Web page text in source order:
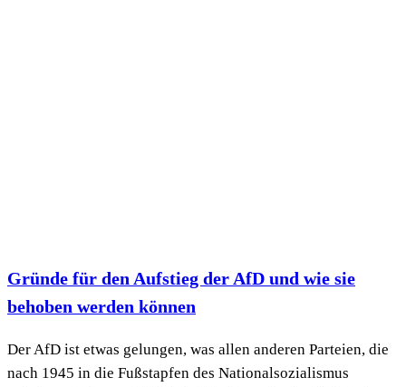
Gründe für den Aufstieg der AfD und wie sie
behoben werden können
Der AfD ist etwas gelungen, was allen anderen Parteien, die
nach 1945 in die Fußstapfen des Nationalsozialismus